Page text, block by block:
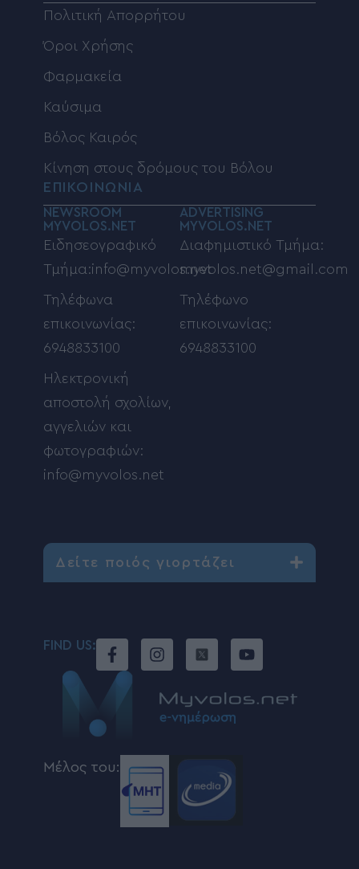
Πολιτική Απορρήτου
Όροι Χρήσης
Φαρμακεία
Καύσιμα
Βόλος Καιρός
Κίνηση στους δρόμους του Βόλου
ΕΠΙΚΟΙΝΩΝΙΑ
NEWSROOM
MYVOLOS.NET
Ειδησεογραφικό
Τμήμα:info@myvolos.net
Τηλέφωνα
επικοινωνίας:
6948833100
Ηλεκτρονική
αποστολή σχολίων,
αγγελιών και
φωτογραφιών:
info@myvolos.net
ADVERTISING
MYVOLOS.NET
Διαφημιστικό Τμήμα:
myvolos.net@gmail.com
Τηλέφωνο
επικοινωνίας:
6948833100
Δείτε ποιός γιορτάζει
FIND US:
Μέλος του: